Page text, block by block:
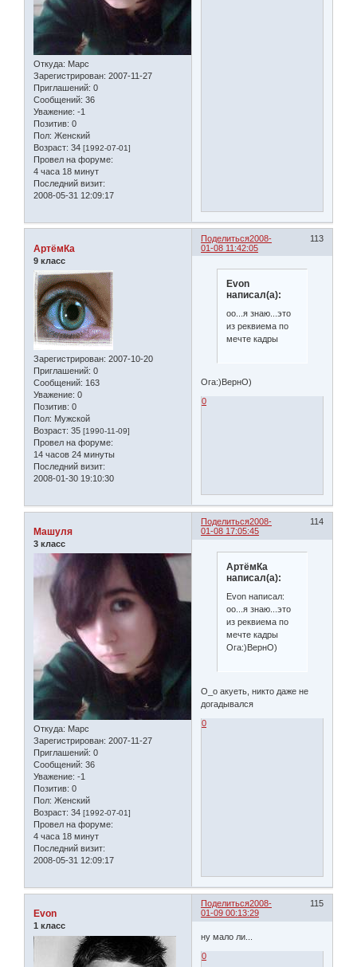
Откуда: Марс
Зарегистрирован: 2007-11-27
Приглашений: 0
Сообщений: 36
Уважение: -1
Позитив: 0
Пол: Женский
Возраст: 34 [1992-07-01]
Провел на форуме:
4 часа 18 минут
Последний визит:
2008-05-31 12:09:17
Поделиться 113
2008-
01-08 11:42:05
АртёмКа
9 класс
Зарегистрирован: 2007-10-20
Приглашений: 0
Сообщений: 163
Уважение: 0
Позитив: 0
Пол: Мужской
Возраст: 35 [1990-11-09]
Провел на форуме:
14 часов 24 минуты
Последний визит:
2008-01-30 19:10:30
Evon
написал(а):
оо...я знаю...это
из реквиема по
мечте кадры
Ога:)ВернО)
0
Поделиться 114
2008-
01-08 17:05:45
Машуля
3 класс
Откуда: Марс
Зарегистрирован: 2007-11-27
Приглашений: 0
Сообщений: 36
Уважение: -1
Позитив: 0
Пол: Женский
Возраст: 34 [1992-07-01]
Провел на форуме:
4 часа 18 минут
Последний визит:
2008-05-31 12:09:17
АртёмКа
написал(а):
Evon написал:
оо...я знаю...это
из реквиема по
мечте кадры
Ога:)ВернО)
О_о акуеть, никто даже не
догадывался
0
Поделиться 115
2008-
01-09 00:13:29
Evon
1 класс
ну мало ли...
0